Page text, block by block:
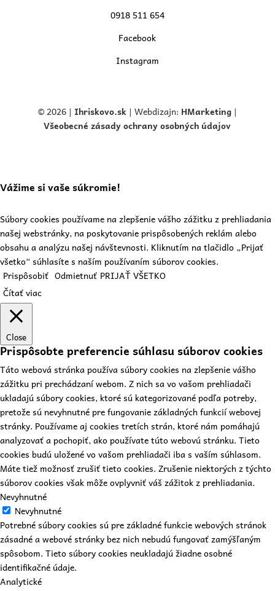
0918 511 654
Facebook
Instagram
© 2026 | Ihriskovo.sk| Webdizajn: HMarketing |
Všeobecné zásady ochrany osobných údajov
Vážime si vaše súkromie!
Súbory cookies používame na zlepšenie vášho zážitku z prehliadania
našej webstránky, na poskytovanie prispôsobených reklám alebo
obsahu a analýzu našej návštevnosti. Kliknutím na tlačidlo „Prijať
všetko“ súhlasíte s naším používaním súborov cookies.
Prispôsobiť Odmietnuť PRIJAŤ VŠETKO
Čítať viac
Close
Prispôsobte preferencie súhlasu súborov cookies
Táto webová stránka používa súbory cookies na zlepšenie vášho
zážitku pri prechádzaní webom. Z nich sa vo vašom prehliadači
ukladajú súbory cookies, ktoré sú kategorizované podľa potreby,
pretože sú nevyhnutné pre fungovanie základných funkcií webovej
stránky. Používame aj cookies tretích strán, ktoré nám pomáhajú
analyzovať a pochopiť, ako používate túto webovú stránku. Tieto
cookies budú uložené vo vašom prehliadači iba s vaším súhlasom.
Máte tiež možnosť zrušiť tieto cookies. Zrušenie niektorých z týchto
súborov cookies však môže ovplyvniť váš zážitok z prehliadania.
Nevyhnutné
Nevyhnutné
Potrebné súbory cookies sú pre základné funkcie webových stránok
zásadné a webové stránky bez nich nebudú fungovať zamýšľaným
spôsobom. Tieto súbory cookies neukladajú žiadne osobné
identifikačné údaje.
Analytické